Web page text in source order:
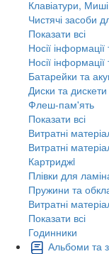
Клавіатури, Миші
Чистячі засоби
Показати всі
Носії
Носії
Батарейки та
Диски та дискети
Флеш-пам'ять
Показати всі
Витратні
Витратні
Картриджi
Плівки для
Пружини та
Витратні
Показати всі
Годинники
Альбоми та